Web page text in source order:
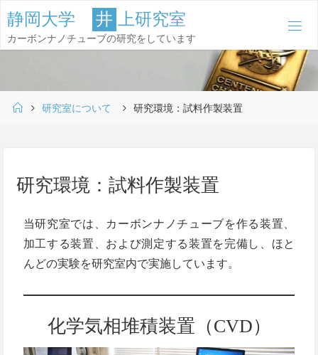
コ
ン
テ
ツ
静岡大学 井 上研究室
カーボンナノチューブの研究をしています
ホ
研究室について 研究環境：試料作製装置
研究環境：試料作製装置
当研究室では、カーボンナノチューブを作る装置、
加工する装置、および測定する装置を完備し、ほと
んどの実験を研究室内で実施しています。
化学気相堆積装置（CVD）